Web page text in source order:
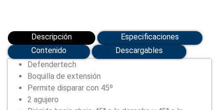
Descripción
Especificaciones
Contenido
Descargables
Defendertech
Boquilla de extensión
Permite disparar con 45º
2 agujero